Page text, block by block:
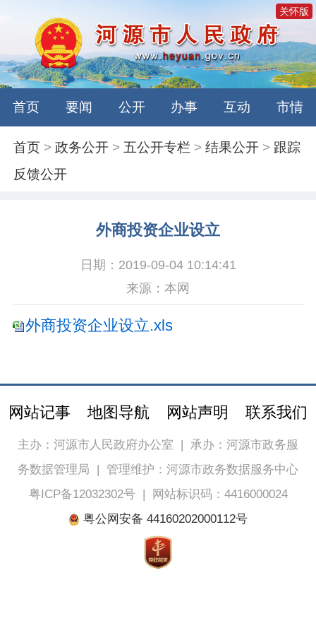
关怀版
首页 要闻 公开 办事 互动 市情
首页 >政务公开 > 五公开专栏 >结果公开 > 跟踪
反馈公开
外商投资企业设立
日期：2019-09-04 10:14:41
来源：本网
外商投资企业设立.xls
网站记事 地图导航 网站声明 联系我们
主办：河源市人民政府办公室 | 承办：河源市政务服
务数据管理局 | 管理维护：河源市政务数据服务中心
粤ICP备12032302号|
网站标识码：4416000024
粤公网安备 44160202000112号